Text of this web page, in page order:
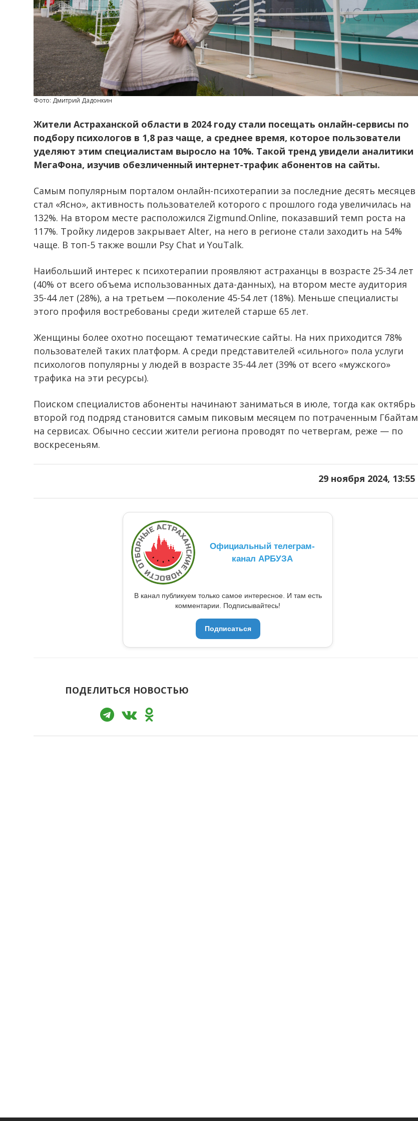
Фото: Дмитрий Дадонкин
Жители Астраханской области в 2024 году стали посещать онлайн-сервисы по
подбору психологов в 1,8 раз чаще, а среднее время, которое пользователи
уделяют этим специалистам выросло на 10%. Такой тренд увидели аналитики
МегаФона, изучив обезличенный интернет-трафик абонентов на сайты.
Самым популярным порталом онлайн-психотерапии за последние десять месяцев
стал «Ясно», активность пользователей которого с прошлого года увеличилась на
132%. На втором месте расположился Zigmund.Online, показавший темп роста на
117%. Тройку лидеров закрывает Alter, на него в регионе стали заходить на 54%
чаще. В топ-5 также вошли Psy Chat и YouTalk.
Наибольший интерес к психотерапии проявляют астраханцы в возрасте 25-34 лет
(40% от всего объема использованных дата-данных), на втором месте аудитория
35-44 лет (28%), а на третьем —поколение 45-54 лет (18%). Меньше специалисты
этого профиля востребованы среди жителей старше 65 лет.
Женщины более охотно посещают тематические сайты. На них приходится 78%
пользователей таких платформ. А среди представителей «сильного» пола услуги
психологов популярны у людей в возрасте 35-44 лет (39% от всего «мужского»
трафика на эти ресурсы).
Поиском специалистов абоненты начинают заниматься в июле, тогда как октябрь
второй год подряд становится самым пиковым месяцем по потраченным Гбайтам
на сервисах. Обычно сессии жители региона проводят по четвергам, реже — по
воскресеньям.
29 ноября 2024, 13:55
Официальный телеграм-
канал АРБУЗА
В канал публикуем только самое интересное. И там есть
комментарии. Подписывайтесь!
Подписаться
ПОДЕЛИТЬСЯ НОВОСТЬЮ